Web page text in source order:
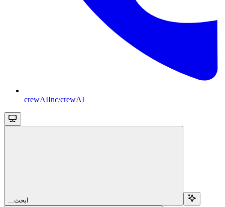
crewAIInc/crewAI
...ابحث